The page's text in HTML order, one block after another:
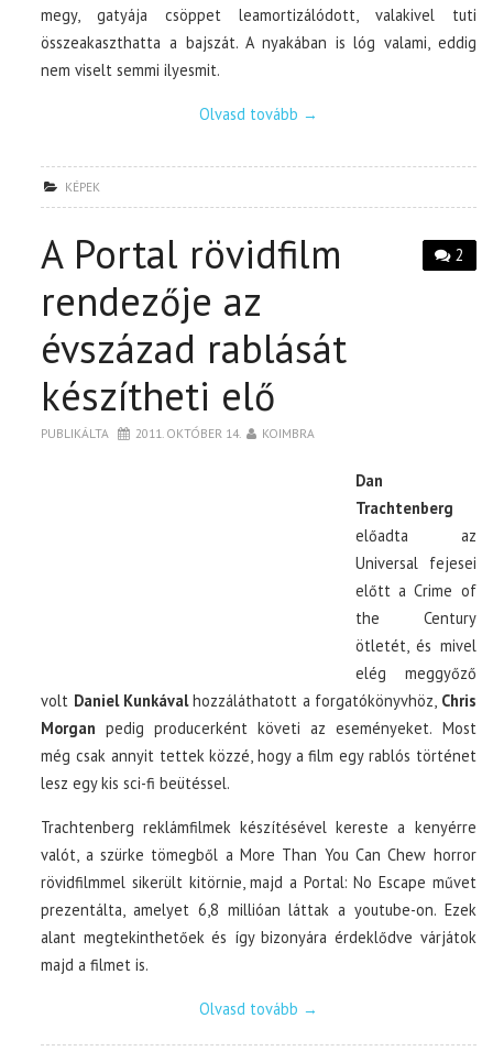
megy, gatyája csöppet leamortizálódott, valakivel tuti
összeakaszthatta a bajszát. A nyakában is lóg valami, eddig
nem viselt semmi ilyesmit.
Olvasd tovább →
KÉPEK
2
A Portal rövidfilm
rendezője az
évszázad rablását
készítheti elő
PUBLIKÁLTA 2011. OKTÓBER 14. KOIMBRA
Dan
Trachtenberg
előadta az
Universal fejesei
előtt a Crime of
the Century
ötletét, és mivel
elég meggyőző
volt Daniel Kunkávalhozzáláthatott a forgatókönyvhöz, Chris
Morgan pedig producerként követi az eseményeket. Most
még csak annyit tettek közzé, hogy a film egy rablós történet
lesz egy kis sci-fi beütéssel.
Trachtenberg reklámfilmek készítésével kereste a kenyérre
valót, a szürke tömegből a More Than You Can Chew horror
rövidfilmmel sikerült kitörnie, majd a Portal: No Escape művet
prezentálta, amelyet 6,8 millióan láttak a youtube-on. Ezek
alant megtekinthetőek és így bizonyára érdeklődve várjátok
majd a filmet is.
Olvasd tovább →